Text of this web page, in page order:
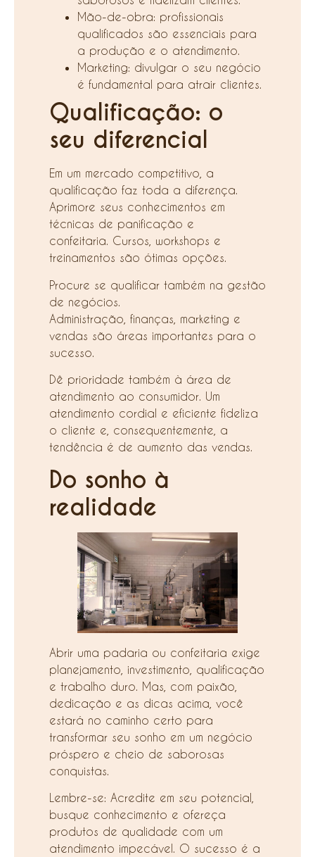
Mão-de-obra: profissionais
qualificados são essenciais para
a produção e o atendimento.
Marketing: divulgar o seu negócio
é fundamental para atrair clientes.
Qualificação: o
seu diferencial
Em um mercado competitivo, a
qualificação faz toda a diferença.
Aprimore seus conhecimentos em
técnicas de panificação e
confeitaria. Cursos, workshops e
treinamentos são ótimas opções.
Procure se qualificar também na gestão
de negócios.
Administração, finanças, marketing e
vendas são áreas importantes para o
sucesso.
Dê prioridade também à área de
atendimento ao consumidor. Um
atendimento cordial e eficiente fideliza
o cliente e, consequentemente, a
tendência é de aumento das vendas.
Do sonho à
realidade
Abrir uma padaria ou confeitaria exige
planejamento, investimento, qualificação
e trabalho duro. Mas, com paixão,
dedicação e as dicas acima, você
estará no caminho certo para
transformar seu sonho em um negócio
próspero e cheio de saborosas
conquistas.
Lembre-se: Acredite em seu potencial,
busque conhecimento e ofereça
produtos de qualidade com um
atendimento impecável. O sucesso é a